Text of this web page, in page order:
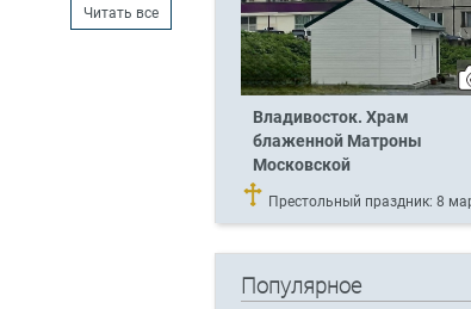
Читать все
Владивосток. Храм
блаженной Матроны
Московской
Престольный праздник: 8
Популярное